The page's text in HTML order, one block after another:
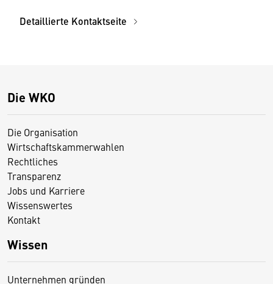
Detaillierte Kontaktseite
Die WKO
Die Organisation
Wirtschaftskammerwahlen
Rechtliches
Transparenz
Jobs und Karriere
Wissenswertes
Kontakt
Wissen
Unternehmen gründen